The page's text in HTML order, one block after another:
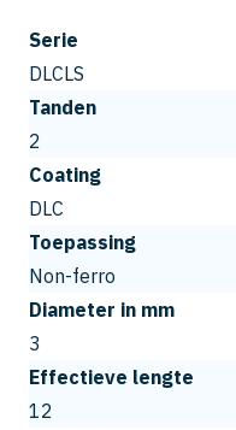
Serie
DLCLS
Tanden
2
Coating
DLC
Toepassing
Non-ferro
Diameter in mm
3
Effectieve lengte
12